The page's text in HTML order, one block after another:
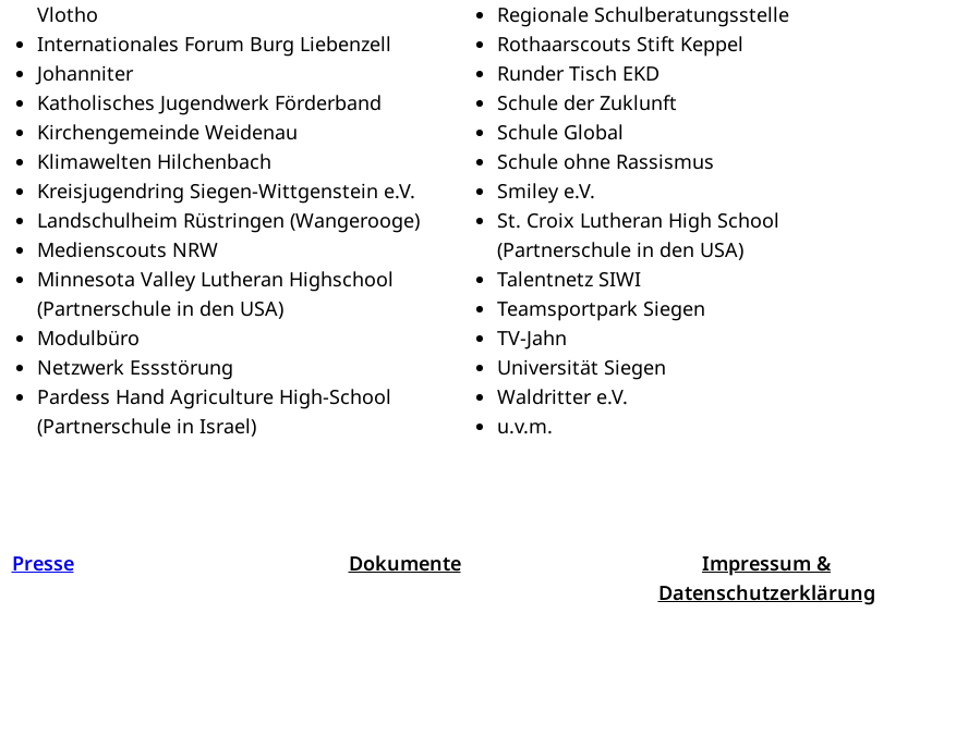
Vlotho
Internationales Forum Burg Liebenzell
Johanniter
Katholisches Jugendwerk Förderband
Kirchengemeinde Weidenau
Klimawelten Hilchenbach
Kreisjugendring Siegen-Wittgenstein e.V.
Landschulheim Rüstringen (Wangerooge)
Medienscouts NRW
Minnesota Valley Lutheran Highschool
(Partnerschule in den USA)
Modulbüro
Netzwerk Essstörung
Pardess Hand Agriculture High-School
(Partnerschule in Israel)
Regionale Schulberatungsstelle
Rothaarscouts Stift Keppel
Runder Tisch EKD
Schule der Zuklunft
Schule Global
Schule ohne Rassismus
Smiley e.V.
St. Croix Lutheran High School
(Partnerschule in den USA)
Talentnetz SIWI
Teamsportpark Siegen
TV-Jahn
Universität Siegen
Waldritter e.V.
u.v.m.
Presse Dokumente
Impressum &
Datenschutzerklärung